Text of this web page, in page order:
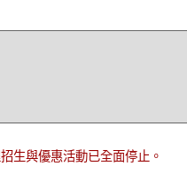
生與優惠活動已全面停止。